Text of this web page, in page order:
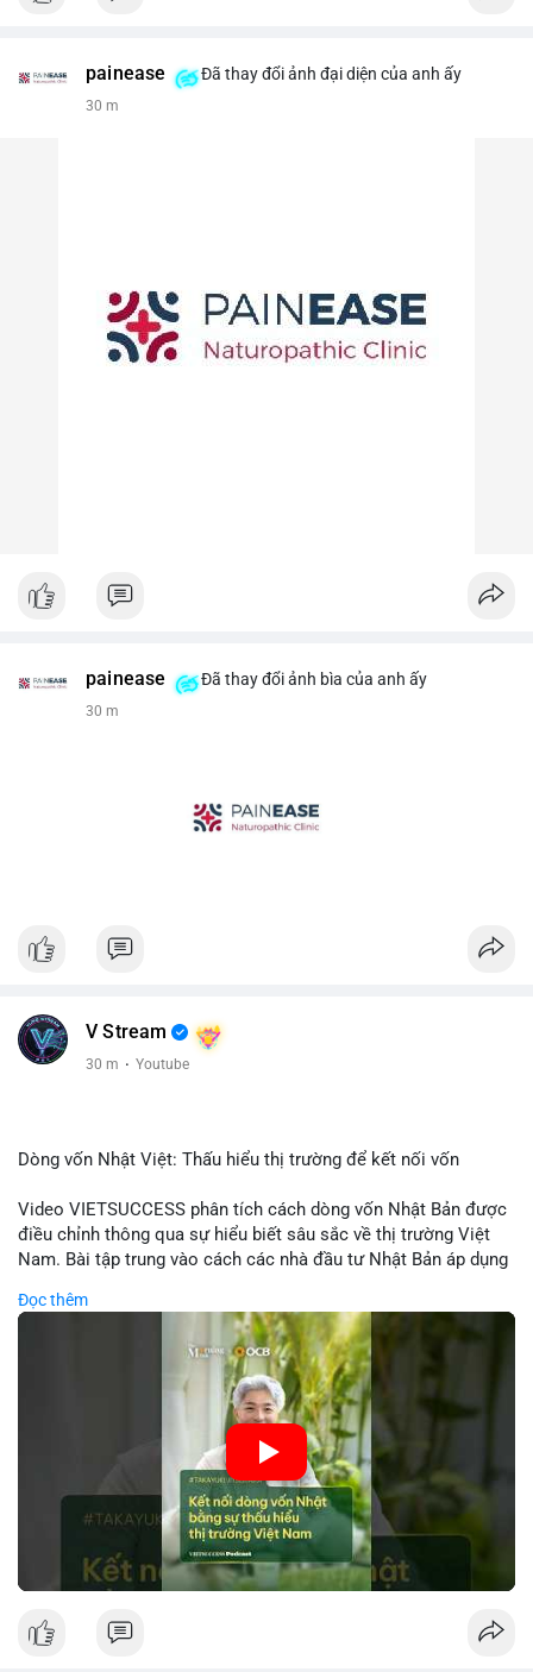
painease Đã thay đổi ảnh đại diện của anh ấy
30 m
painease Đã thay đổi ảnh bìa của anh ấy
30 m
V Stream
30 m · Youtube
Dòng vốn Nhật Việt: Thấu hiểu thị trường để kết nối vốn
Video VIETSUCCESS phân tích cách dòng vốn Nhật Bản được
điều chỉnh thông qua sự hiểu biết sâu sắc về thị trường Việt
Nam. Bài tập trung vào cách các nhà đầu tư Nhật Bản áp dụng
đầu tư trực tiếp vào doanh nghiệp đến việc giao dịch tài chính.
Kết nối này không chỉ tạo cơ hội tăng trưởng cho Việt Nam mà
còn tạo ra động lực cho thị trường crypto địa phương khi các
nhà đầu tư đa quốc gia tìm kiếm cơ hội đa dạng. Các yếu tố
như chính sách tài chính Việt Nam, xu hướng đầu tư ESG, và
ổn định thị trường sẽ ảnh hưởng trực tiếp đến lưu lượng vốn
nhập khẩu từ Nhật Bản. Bài cũng nhấn mạnh vai trò của thông
tin thị trường chính xác trong việc giảm rủi ro khi kết nối các
thị trường khác nhau.
🎥 Xem video trực tiếp tại:
Đọc thêm